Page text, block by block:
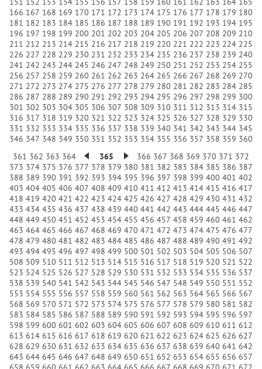
166 167 168 169 170 171 172 173 174 175 176 177 178 179 180
181 182 183 184 185 186 187 188 189 190 191 192 193 194 195
196 197 198 199 200 201 202 203 204 205 206 207 208 209 210
211 212 213 214 215 216 217 218 219 220 221 222 223 224 225
226 227 228 229 230 231 232 233 234 235 236 237 238 239 240
241 242 243 244 245 246 247 248 249 250 251 252 253 254 255
256 257 258 259 260 261 262 263 264 265 266 267 268 269 270
271 272 273 274 275 276 277 278 279 280 281 282 283 284 285
286 287 288 289 290 291 292 293 294 295 296 297 298 299 300
301 302 303 304 305 306 307 308 309 310 311 312 313 314 315
316 317 318 319 320 321 322 323 324 325 326 327 328 329 330
331 332 333 334 335 336 337 338 339 340 341 342 343 344 345
346 347 348 349 350 351 352 353 354 355 356 357 358 359 360
361 362 363 364 365 366 367 368 369 370 371 372
373 374 375 376 377 378 379 380 381 382 383 384 385 386 387
388 389 390 391 392 393 394 395 396 397 398 399 400 401 402
403 404 405 406 407 408 409 410 411 412 413 414 415 416 417
418 419 420 421 422 423 424 425 426 427 428 429 430 431 432
433 434 435 436 437 438 439 440 441 442 443 444 445 446 447
448 449 450 451 452 453 454 455 456 457 458 459 460 461 462
463 464 465 466 467 468 469 470 471 472 473 474 475 476 477
478 479 480 481 482 483 484 485 486 487 488 489 490 491 492
493 494 495 496 497 498 499 500 501 502 503 504 505 506 507
508 509 510 511 512 513 514 515 516 517 518 519 520 521 522
523 524 525 526 527 528 529 530 531 532 533 534 535 536 537
538 539 540 541 542 543 544 545 546 547 548 549 550 551 552
553 554 555 556 557 558 559 560 561 562 563 564 565 566 567
568 569 570 571 572 573 574 575 576 577 578 579 580 581 582
583 584 585 586 587 588 589 590 591 592 593 594 595 596 597
598 599 600 601 602 603 604 605 606 607 608 609 610 611 612
613 614 615 616 617 618 619 620 621 622 623 624 625 626 627
628 629 630 631 632 633 634 635 636 637 638 639 640 641 642
643 644 645 646 647 648 649 650 651 652 653 654 655 656 657